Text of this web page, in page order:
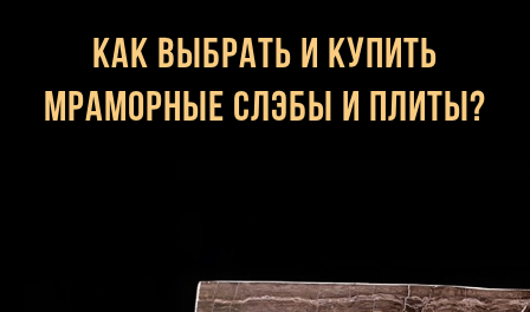
Как выбрать и купить
мраморные слэбы и плиты?